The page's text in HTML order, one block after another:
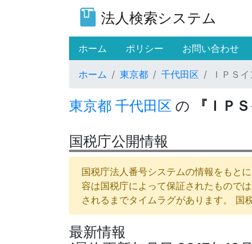
法人検索システム
ホーム (current)
ポリシー お問い合わせ
ホーム 東京都 千代田区 ＩＰＳ
東京都 千代田区 の 『ＩＰ
国税庁公開情報
国税庁法人番号システムの情報をもと
容は国税庁によって保証されたもので
されるまでタイムラグがあります。 国
最新情報